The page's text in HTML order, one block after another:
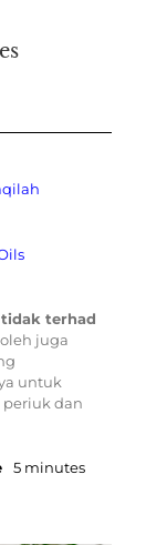
terhad
juga
untuk
dan
5 minutes